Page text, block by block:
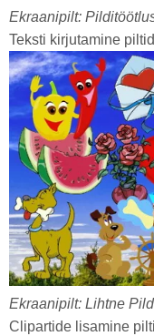
Ekraanipilt:
Teksti kirjutamine
Ekraanipilt: Lihtne
Clipartide lisamine